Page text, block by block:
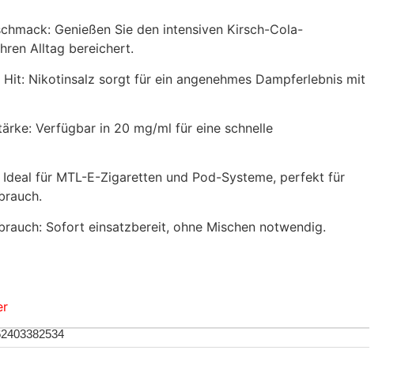
Genießen Sie den intensiven Kirsch-Cola-
Alltag bereichert.
Nikotinsalz sorgt für ein angenehmes Dampferlebnis mit
Verfügbar in 20 mg/ml für eine schnelle
für MTL-E-Zigaretten und Pod-Systeme, perfekt für
Sofort einsatzbereit, ohne Mischen notwendig.